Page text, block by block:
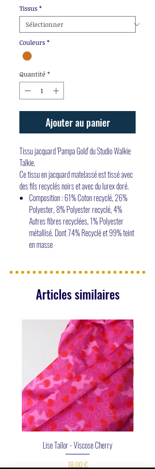
Tissus *
Couleurs *
Quantité *
Ajouter au panier
Tissu jacquard 'Pampa Gold' du Studio Walkie
Talkie.
Ce tissu en jacquard matelassé est tissé avec
des fils recyclés noirs et avec du lurex doré.
Composition : 61% Coton recyclé, 26%
Polyester, 8% Polyester recyclé, 4%
Autres fibres recyclées, 1% Polyester
métallisé. Dont 74% Recyclé et 99% teint
en masse
Articles similaires
Lise Tailor - Viscose Cherry
Prix
18,00 €